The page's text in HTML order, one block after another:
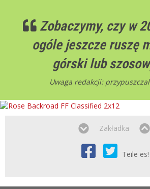
Zobaczymy, czy w
ogóle jeszcze ruszę
górski lub
Uwaga redakcji:
Zakładka
Teile es!